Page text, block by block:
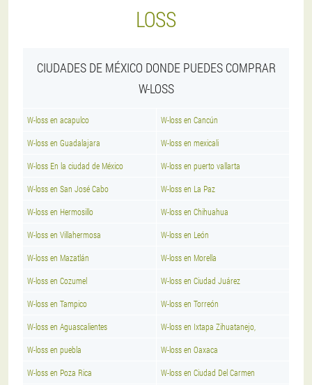
LOSS
CIUDADES DE MÉXICO DONDE PUEDES COMPRAR
W-LOSS
W-loss en acapulco W-loss en Cancún
W-loss en Guadalajara W-loss en mexicali
W-loss En la ciudad de México W-loss en puerto vallarta
W-loss en San José Cabo W-loss en La Paz
W-loss en Hermosillo W-loss en Chihuahua
W-loss en Villahermosa W-loss en León
W-loss en Mazatlán W-loss en Morella
W-loss en Cozumel W-loss en Ciudad Juárez
W-loss en Tampico W-loss en Torreón
W-loss en Aguascalientes W-loss en Ixtapa Zihuatanejo,
W-loss en puebla W-loss en Oaxaca
W-loss en Poza Rica W-loss en Ciudad Del Carmen